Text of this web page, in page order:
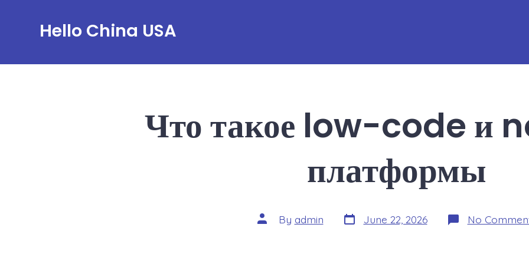
Hello China USA
Что такое low-code и
платформы
Post
author
By admin Post
date
June 22, 2026 No